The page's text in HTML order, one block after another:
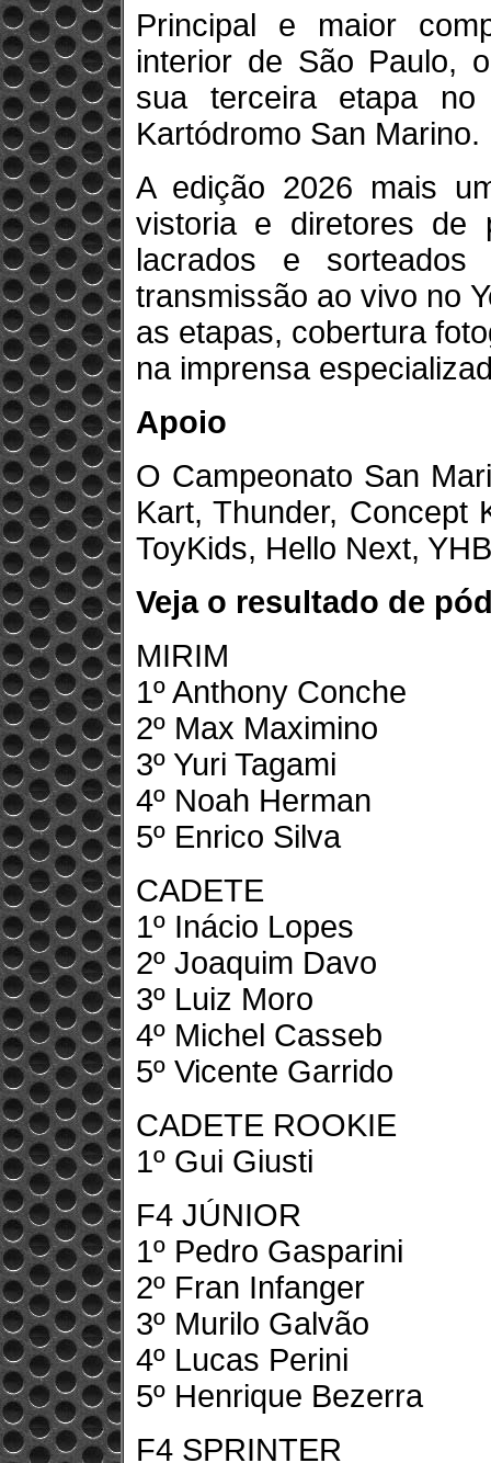
Principal e maior
interior de São Paulo,
sua terceira etapa
Kartódromo San Marino.
A edição 2026 mais
vistoria e diretores de
lacrados e
transmissão ao vivo no
as etapas, cobertura
na imprensa
Apoio
O Campeonato San
Kart, Thunder, Concept
ToyKids, Hello Next,
Veja o resultado de
MIRIM
1º Anthony Conche
2º Max Maximino
3º Yuri Tagami
4º Noah Herman
5º Enrico Silva
CADETE
1º Inácio Lopes
2º Joaquim Davo
3º Luiz Moro
4º Michel Casseb
5º Vicente Garrido
CADETE ROOKIE
1º Gui Giusti
F4 JÚNIOR
1º Pedro Gasparini
2º Fran Infanger
3º Murilo Galvão
4º Lucas Perini
5º Henrique Bezerra
F4 SPRINTER